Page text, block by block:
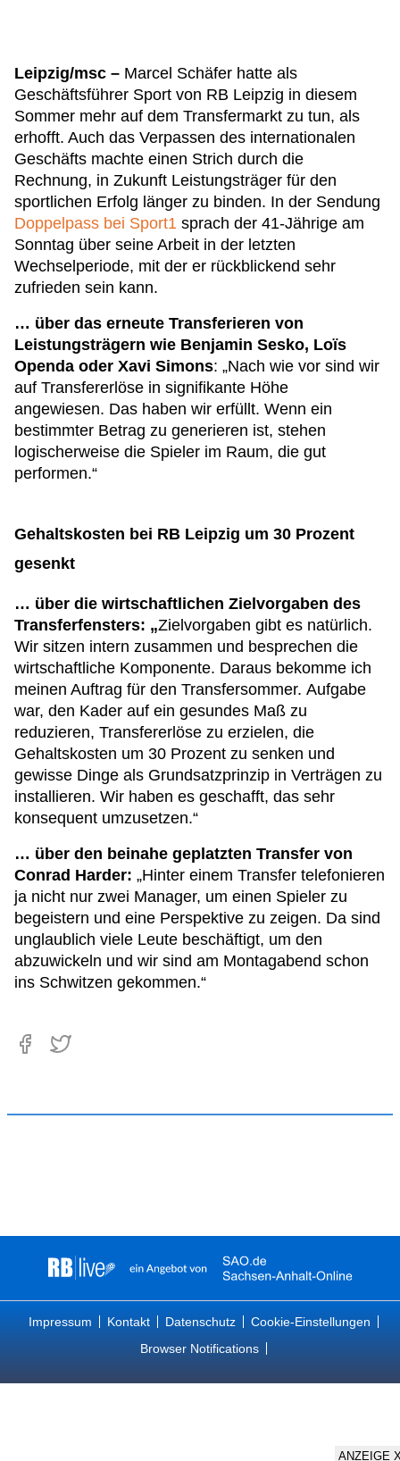
Leipzig/msc – Marcel Schäfer hatte als
Geschäftsführer Sport von RB Leipzig in diesem
Sommer mehr auf dem Transfermarkt zu tun, als
erhofft. Auch das Verpassen des internationalen
Geschäfts machte einen Strich durch die
Rechnung, in Zukunft Leistungsträger für den
sportlichen Erfolg länger zu binden. In der Sendung
Doppelpass bei Sport1 sprach der 41-Jährige am
Sonntag über seine Arbeit in der letzten
Wechselperiode, mit der er rückblickend sehr
zufrieden sein kann.
… über das erneute Transferieren von
Leistungsträgern wie Benjamin Sesko, Loïs
Openda oder Xavi Simons: „Nach wie vor sind wir
auf Transfererlöse in signifikante Höhe
angewiesen. Das haben wir erfüllt. Wenn ein
bestimmter Betrag zu generieren ist, stehen
logischerweise die Spieler im Raum, die gut
performen.“
Gehaltskosten bei RB Leipzig um 30 Prozent
gesenkt
… über die wirtschaftlichen Zielvorgaben des
Transferfensters: „Zielvorgaben gibt es natürlich.
Wir sitzen intern zusammen und besprechen die
wirtschaftliche Komponente. Daraus bekomme ich
meinen Auftrag für den Transfersommer. Aufgabe
war, den Kader auf ein gesundes Maß zu
reduzieren, Transfererlöse zu erzielen, die
Gehaltskosten um 30 Prozent zu senken und
gewisse Dinge als Grundsatzprinzip in Verträgen zu
installieren. Wir haben es geschafft, das sehr
konsequent umzusetzen.“
… über den beinahe geplatzten Transfer von
Conrad Harder: „Hinter einem Transfer telefonieren
ja nicht nur zwei Manager, um einen Spieler zu
begeistern und eine Perspektive zu zeigen. Da sind
unglaublich viele Leute beschäftigt, um den
abzuwickeln und wir sind am Montagabend schon
ins Schwitzen gekommen.“
Impressum Kontakt Datenschutz
Cookie-Einstellungen
Browser Notifications
ANZEIGE